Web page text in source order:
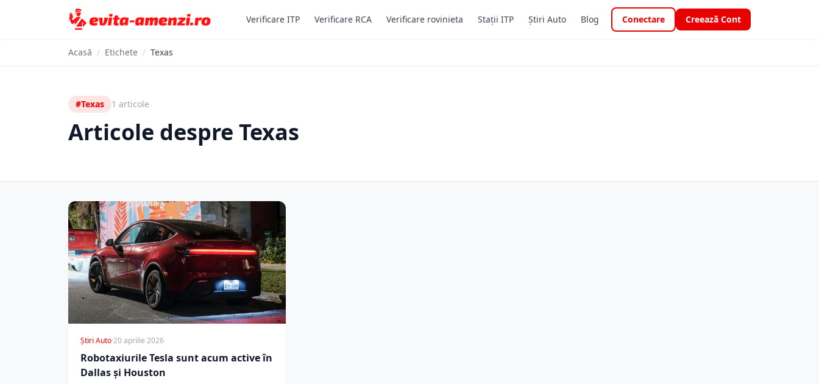
Verificare ITP Verificare RCA Verificare rovinieta Stații ITP Știri Auto Blog Conectare Creează Cont
Acasă / Etichete / Texas
#Texas 1 articole
Articole despre Texas
Știri Auto·20 aprilie 2026
Robotaxiurile Tesla sunt acum active în
Dallas și Houston